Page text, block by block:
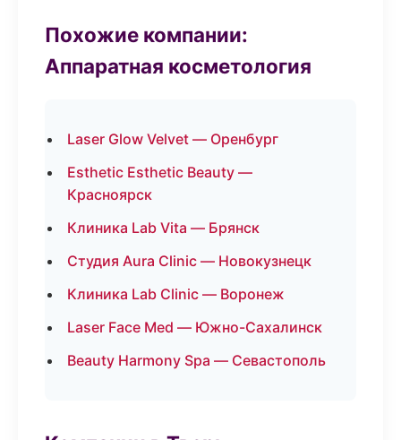
Похожие компании:
Аппаратная косметология
Laser Glow Velvet — Оренбург
Esthetic Esthetic Beauty —
Красноярск
Клиника Lab Vita — Брянск
Студия Aura Clinic — Новокузнецк
Клиника Lab Clinic — Воронеж
Laser Face Med — Южно-Сахалинск
Beauty Harmony Spa — Севастополь